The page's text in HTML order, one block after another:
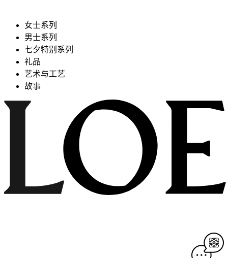
女士系列
男士系列
七夕特别系列
礼品
艺术与工艺
故事